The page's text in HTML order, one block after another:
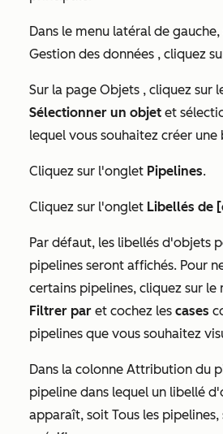
Dans le menu latéral de
Gestion des données , cliquez
Sur la page Objets , cliquez sur
Sélectionner un objet et
lequel vous souhaitez créer une
Cliquez sur l'onglet Pipelines.
Cliquez sur l'onglet Libellés de
Par défaut, les libellés d'objets
pipelines seront affichés. Pour
certains pipelines, cliquez sur
Filtrer par et cochez les cases
pipelines que vous souhaitez
Dans la colonne Attribution du
pipeline dans lequel un libellé
apparaît, soit Tous les pipelines,